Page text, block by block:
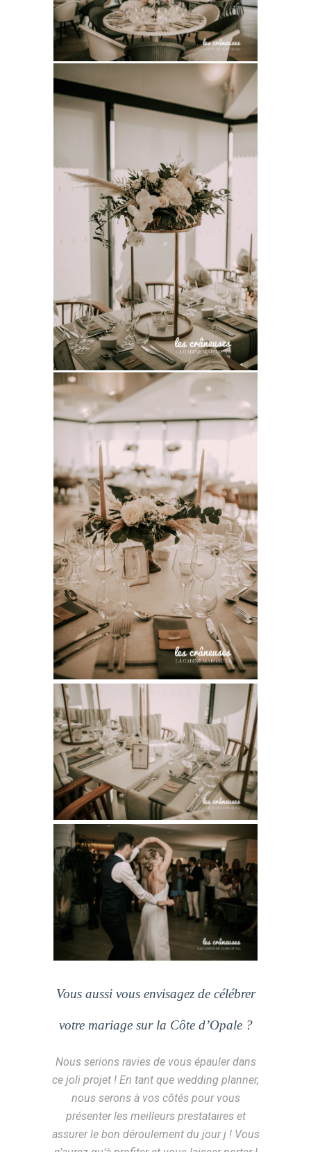
Vous aussi vous envisagez de célébrer
votre mariage sur la Côte d’Opale ?
Nous serions ravies de vous épauler dans
ce joli projet ! En tant que wedding planner,
nous serons à vos côtés pour vous
présenter les meilleurs prestataires et
assurer le bon déroulement du jour j ! Vous